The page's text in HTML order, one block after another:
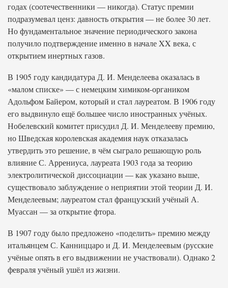
годах (соотечественники — никогда). Статус премии
подразумевал ценз: давность открытия — не более 30 лет.
Но фундаментальное значение периодического закона
получило подтверждение именно в начале XX века, с
открытием инертных газов.
В 1905 году кандидатура Д. И. Менделеева оказалась в
«малом списке» — с немецким химиком-органиком
Адольфом Байером, который и стал лауреатом. В 1906 году
его выдвинуло ещё большее число иностранных учёных.
Нобелевский комитет присудил Д. И. Менделееву премию,
но Шведская королевская академия наук отказалась
утвердить это решение, в чём сыграло решающую роль
влияние С. Аррениуса, лауреата 1903 года за теорию
электролитической диссоциации — как указано выше,
существовало заблуждение о неприятии этой теории Д. И.
Менделеевым; лауреатом стал французский учёный А.
Муассан — за открытие фтора.
В 1907 году было предложено «поделить» премию между
итальянцем С. Канниццаро и Д. И. Менделеевым (русские
учёные опять в его выдвижении не участвовали). Однако 2
февраля учёный ушёл из жизни.